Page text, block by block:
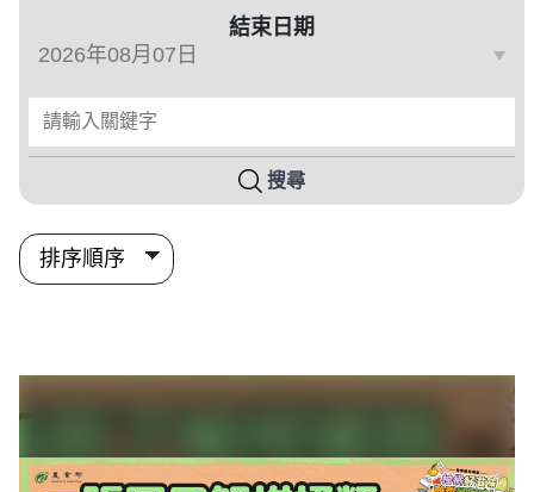
結束日期
請輸入關鍵字
搜尋
搜尋結果列表